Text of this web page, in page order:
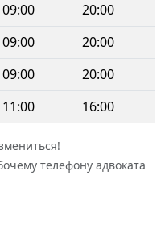
09:00
20:00
09:00
20:00
09:00
20:00
11:00 16:00
телефону адвоката